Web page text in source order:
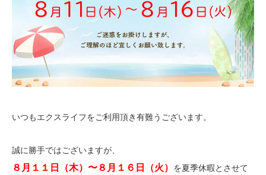
いつもエクスライフをご利用頂き有難うございます。
誠に勝手ではございますが、
８月１１日（木）〜８月１６日（火） を夏季休暇とさせて